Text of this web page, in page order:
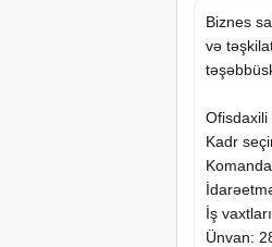
Biznes
və
Kadr
İş
Ünvan: